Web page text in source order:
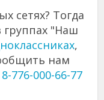
сетях? Тогда
группах "Наш
,
нам
8-776-000-66-77